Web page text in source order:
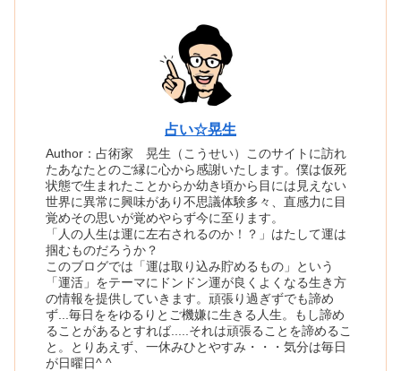
占い☆晃生
Author：占術家 晃生（こうせい）このサイトに訪れ
たあなたとのご縁に心から感謝いたします。僕は仮死
状態で生まれたことからか幼き頃から目には見えない
世界に異常に興味があり不思議体験多々、直感力に目
覚めその思いが覚めやらず今に至ります。
「人の人生は運に左右されるのか！？」はたして運は
掴むものだろうか？
このブログでは「運は取り込み貯めるもの」という
「運活」をテーマにドンドン運が良くよくなる生き方
の情報を提供していきます。頑張り過ぎずでも諦め
ず...毎日ををゆるりとご機嫌に生きる人生。もし諦め
ることがあるとすれば.....それは頑張ることを諦めるこ
と。とりあえず、一休みひとやすみ・・・気分は毎日
が日曜日^ ^